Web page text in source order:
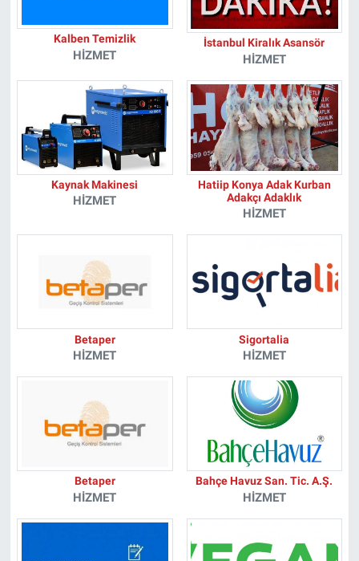
Kalben Temizlik
HIZMET
İstanbul Kiralık Asansör
HIZMET
Kaynak Makinesi
HIZMET
Hatiip Konya Adak Kurban
Adakçı Adaklık
HIZMET
Betaper
HIZMET
Sigortalia
HIZMET
Betaper
HIZMET
Bahçe Havuz San. Tic. A.Ş.
HIZMET